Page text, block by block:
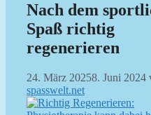
Nach dem
Spaß richtig
regenerieren
24. März 20258. Juni 2024
spasswelt.net